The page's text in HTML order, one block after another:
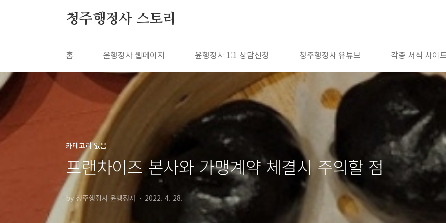
청주행정사 스토리
홈 윤행정사 웹페이지 윤행정사 1:1 상담신청 청주행정사 유튜브 각종 서식 사이
카테고리 없음
프랜차이즈 본사와 가맹계약 체결시 주의할 점
by 청주행정사 윤행정사 2022. 4. 28.